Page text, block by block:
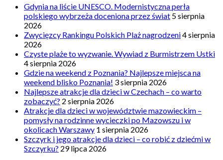
Gdynia na liście UNESCO. Modernistyczna perła
polskiego wybrzeża doceniona przez świat 5 sierpnia
2026
Zwycięzcy Rankingu Polskich Plaż nagrodzeni4 sierpnia
2026
Czyste plaże to wyzwanie. Wywiad z Burmistrzem Ustki
4 sierpnia 2026
Gdzie na weekend z Poznania? Najlepsze miejsca na
weekend blisko Poznania! 3 sierpnia 2026
Najlepsze atrakcje dla dzieci w Czechach – co warto
zobaczyć? 2 sierpnia 2026
Atrakcje dla dzieci w województwie mazowieckim –
pomysły na rodzinne wycieczki po Mazowszu i w
okolicach Warszawy 1 sierpnia 2026
Szczyrk i jego atrakcje dla dzieci – co robić z dziećmi w
Szczyrku? 29 lipca 2026